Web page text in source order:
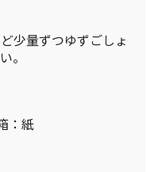
少量ずつゆずごしょ
。
：紙